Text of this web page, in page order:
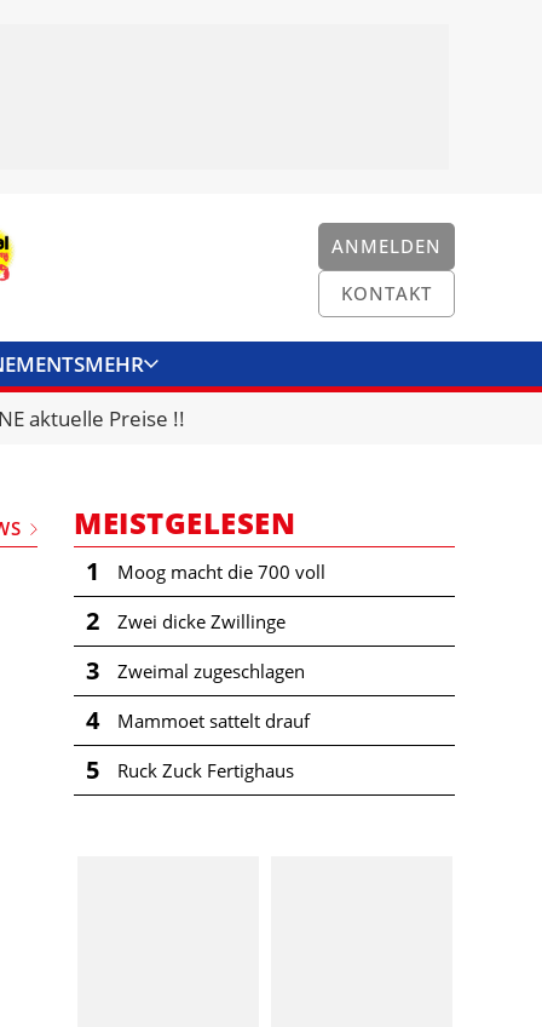
ANMELDEN
KONTAKT
MEHR
KONTAKT
aktuelle Preise !!
MEISTGELESEN
1 Moog macht die 700 voll
2 Zwei dicke Zwillinge
3 Zweimal zugeschlagen
4 Mammoet sattelt drauf
5 Ruck Zuck Fertighaus